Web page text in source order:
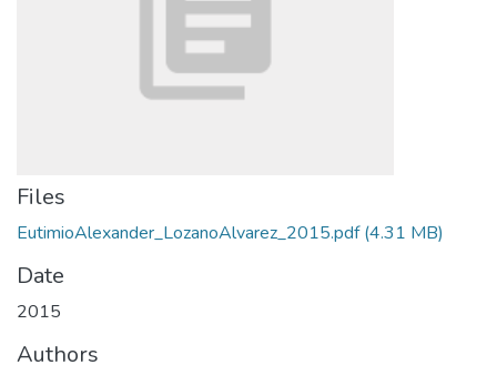
Files
EutimioAlexander_LozanoAlvarez_2015.pdf(4.31 MB)
Date
2015
Authors